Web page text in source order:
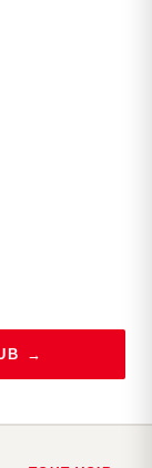
→